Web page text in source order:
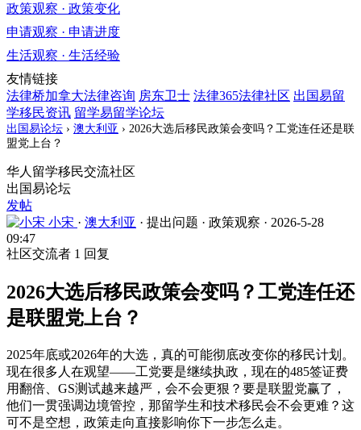
政策观察 · 政策变化
申请观察 · 申请进度
生活观察 · 生活经验
友情链接
法律桥加拿大法律咨询 房东卫士 法律365法律社区 出国易留
学移民资讯 留学易留学论坛
出国易论坛 › 澳大利亚 › 2026大选后移民政策会变吗？工党连任还是联
盟党上台？
华人留学移民交流社区
出国易论坛
发帖
小宋 · 澳大利亚 · 提出问题 · 政策观察 · 2026-5-28
09:47
社区交流者 1 回复
2026大选后移民政策会变吗？工党连任还
是联盟党上台？
2025年底或2026年的大选，真的可能彻底改变你的移民计划。
现在很多人在观望——工党要是继续执政，现在的485签证费
用翻倍、GS测试越来越严，会不会更狠？要是联盟党赢了，
他们一贯强调边境管控，那留学生和技术移民会不会更难？这
可不是空想，政策走向直接影响你下一步怎么走。